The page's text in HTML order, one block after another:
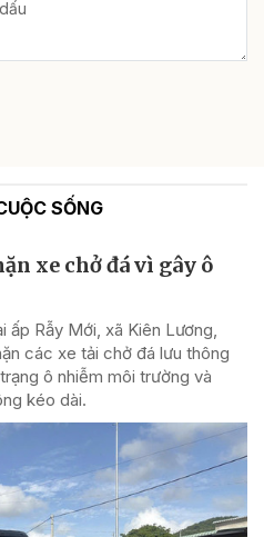
SỐNG
xe chở đá vì gây ô
ấp Rẫy Mới, xã Kiên Lương,
các xe tải chở đá lưu thông
ô nhiễm môi trường và
kéo dài.